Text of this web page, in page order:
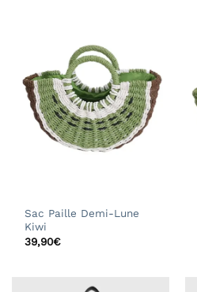
Sac Paille Demi-Lune
Kiwi
39,90€